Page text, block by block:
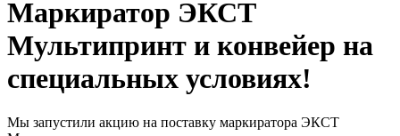
Маркиратор ЭКСТ
Мультипринт и конвейер на
специальных условиях!
Мы запустили акцию на поставку маркиратора ЭКСТ